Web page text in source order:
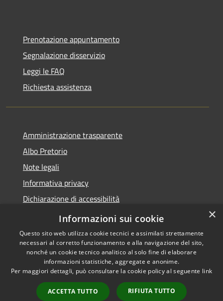
Prenotazione appuntamento
Segnalazione disservizio
Leggi le FAQ
Richiesta assistenza
Amministrazione trasparente
Albo Pretorio
Note legali
Informativa privacy
Dichiarazione di accessibilità
Obiettivi di accessibilità
Accessibilità
Copyright © 2026 • Comune di
San Giorgio Bigarello •
Powered byMunicipium
×
Informazioni sui cookie
Questo sito web utilizza cookie tecnici e assimilati strettamente
necessari al corretto funzionamento e alla navigazione del sito,
nonché un cookie tecnico analitico al solo fine di elaborare
informazioni statistiche, aggregate e anonime.
Per maggiori dettagli, può consultare la cookie policy al seguente link
ACCETTA TUTTO RIFIUTA TUTTO